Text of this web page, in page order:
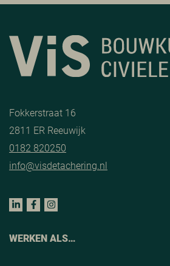
Fokkerstraat 16
2811 ER Reeuwijk
0182 820250
info@visdetachering.nl
WERKEN ALS…